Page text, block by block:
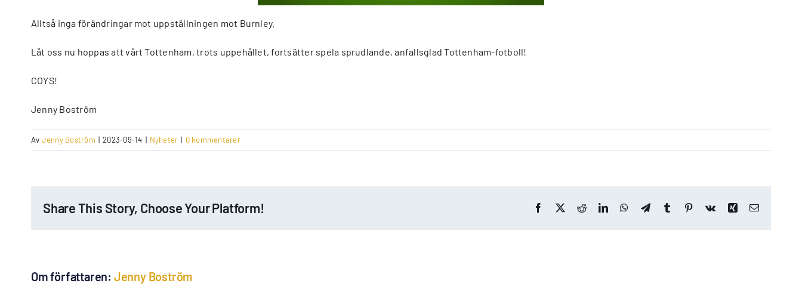
Alltså inga förändringar mot uppställningen mot Burnley.
Låt oss nu hoppas att vårt Tottenham, trots uppehållet, fortsätter spela sprudlande, anfallsglad Tottenham-fotboll!
COYS!
Jenny Boström
Av Jenny Boström | 2023-09-14 | Nyheter | 0 kommentarer
Share This Story, Choose Your Platform! Facebook
X RedditLinkedInWhatsApp
TelegramTumblr Pinterest
Vk Xing E-
Om författaren: Jenny Boström